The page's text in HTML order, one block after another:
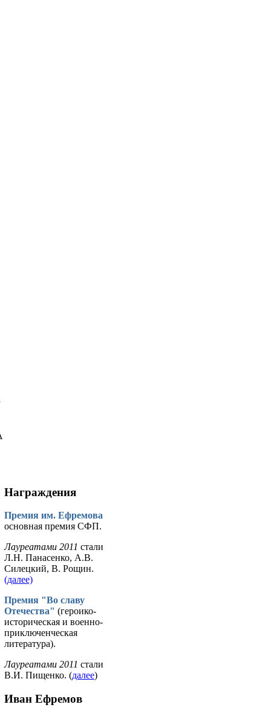
Награждения
Премия им. Ефремова
основная премия СФП.
Лауреатами 2011 стали
Л.Н. Панасенко, А.В.
Силецкий, В. Рощин.
(далее)
Премия "Во славу
Отечества" (героико-
историческая и военно-
приключенческая
литература).
Лауреатами 2011 стали
В.И. Пищенко. (далее)
Иван Ефремов